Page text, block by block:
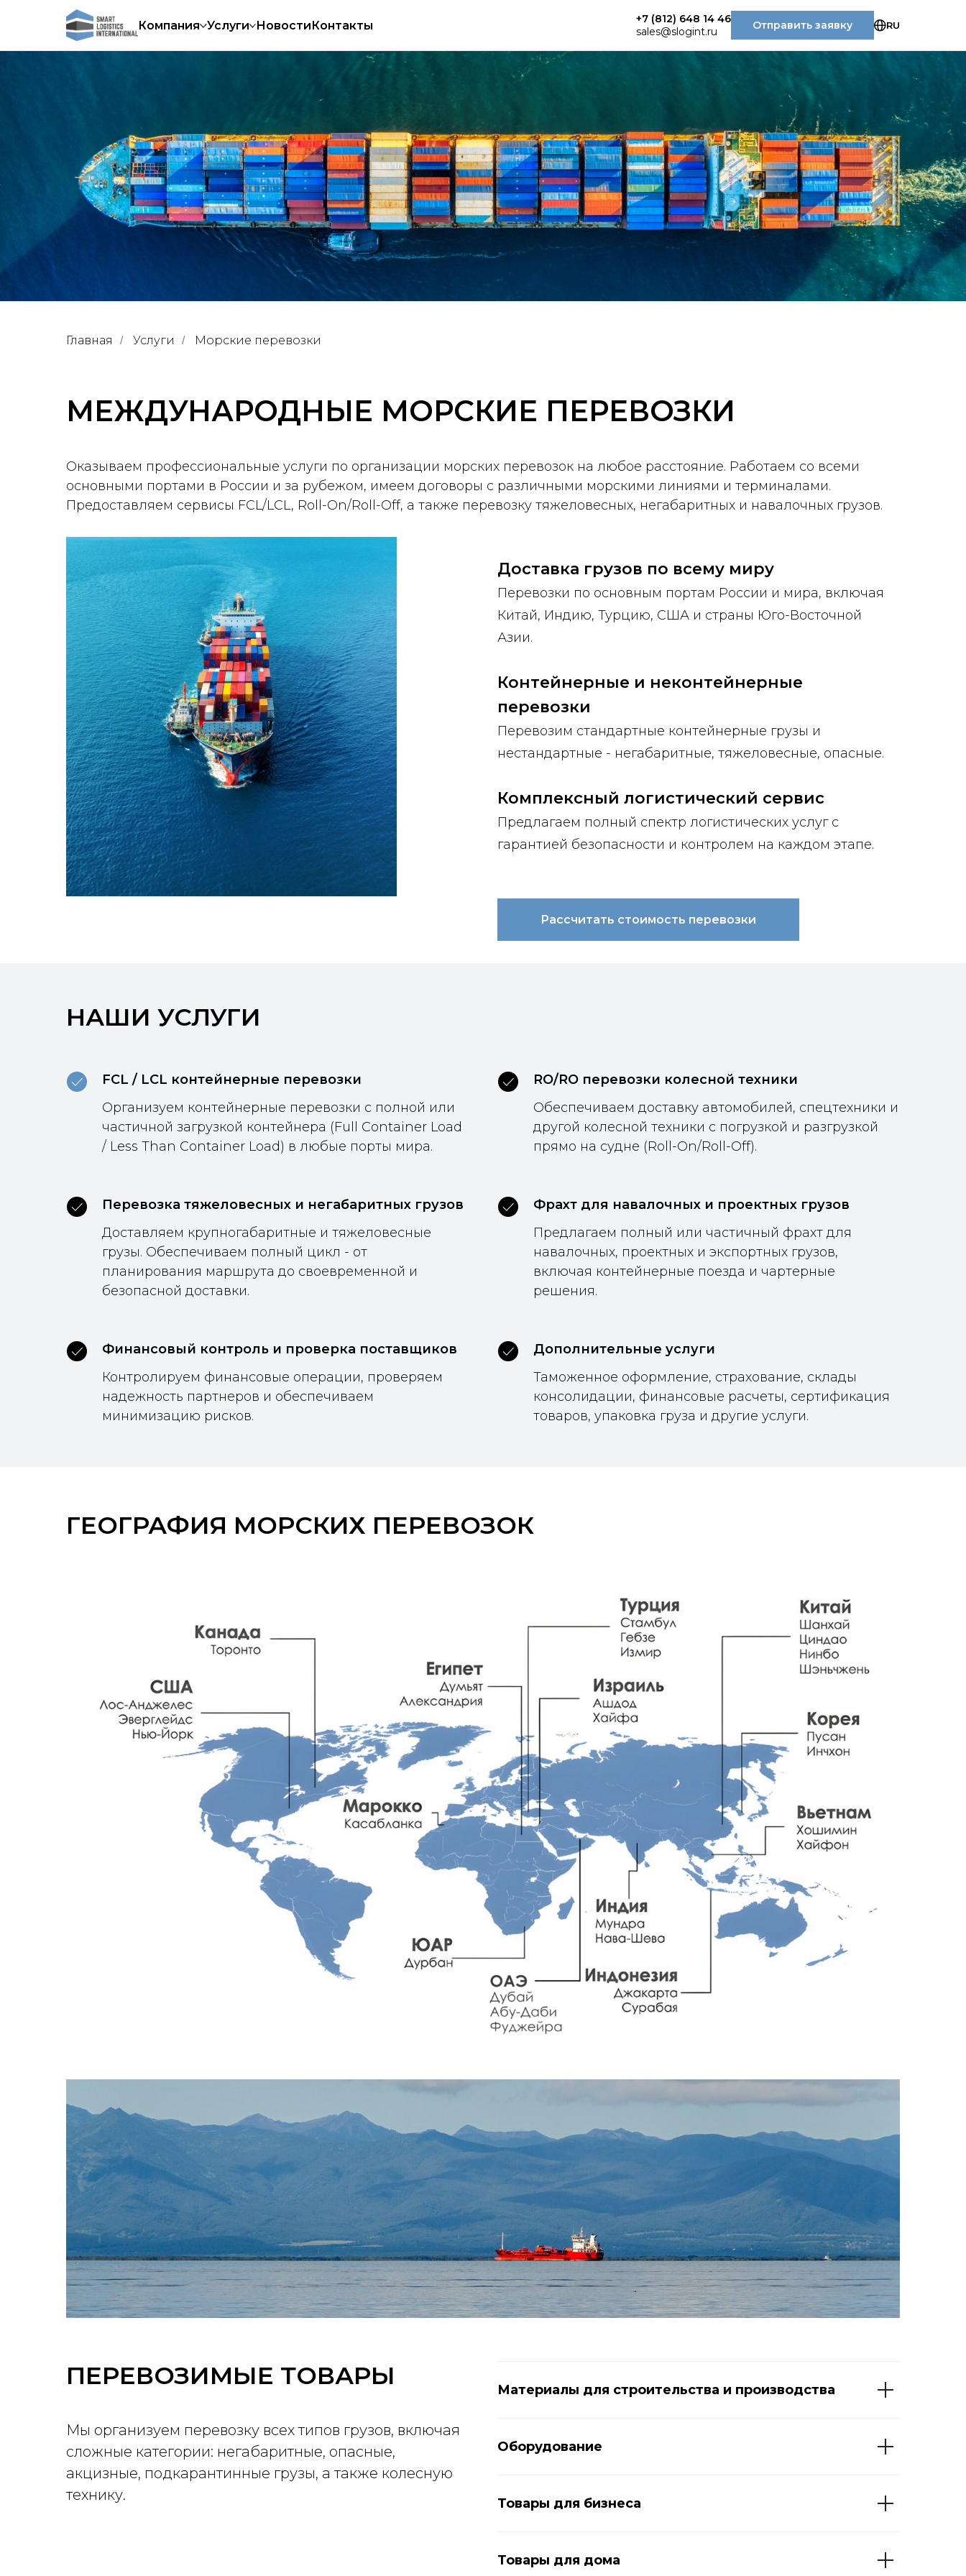
Компания Услуги НовостиКонтакты
+7 (812) 648 14 46
sales@slogint.ru
Отправить заявку RU
Главная / Услуги / Морские перевозки
МЕЖДУНАРОДНЫЕ МОРСКИЕ ПЕРЕВОЗКИ
Оказываем профессиональные услуги по организации морских перевозок на любое расстояние. Работаем со всеми
основными портами в России и за рубежом, имеем договоры с различными морскими линиями и терминалами.
Предоставляем сервисы FCL/LCL, Roll-On/Roll-Off, а также перевозку тяжеловесных, негабаритных и навалочных грузов.
Доставка грузов по всему миру
Перевозки по основным портам России и мира, включая
Китай, Индию, Турцию, США и страны Юго-Восточной
Азии.
Контейнерные и неконтейнерные
перевозки
Перевозим стандартные контейнерные грузы и
нестандартные - негабаритные, тяжеловесные, опасные.
Комплексный логистический сервис
Предлагаем полный спектр логистических услуг с
гарантией безопасности и контролем на каждом этапе.
Рассчитать стоимость перевозки
НАШИ УСЛУГИ
FCL / LCL контейнерные перевозки
Организуем контейнерные перевозки с полной или
частичной загрузкой контейнера (Full Container Load
/ Less Than Container Load) в любые порты мира.
RO/RO перевозки колесной техники
Обеспечиваем доставку автомобилей, спецтехники и
другой колесной техники с погрузкой и разгрузкой
прямо на судне (Roll-On/Roll-Off).
Перевозка тяжеловесных и негабаритных грузов
Доставляем крупногабаритные и тяжеловесные
грузы. Обеспечиваем полный цикл - от
планирования маршрута до своевременной и
безопасной доставки.
Фрахт для навалочных и проектных грузов
Предлагаем полный или частичный фрахт для
навалочных, проектных и экспортных грузов,
включая контейнерные поезда и чартерные
решения.
Финансовый контроль и проверка поставщиков
Контролируем финансовые операции, проверяем
надежность партнеров и обеспечиваем
минимизацию рисков.
Дополнительные услуги
Таможенное оформление, страхование, склады
консолидации, финансовые расчеты, сертификация
товаров, упаковка груза и другие услуги.
ГЕОГРАФИЯ МОРСКИХ ПЕРЕВОЗОК
ПЕРЕВОЗИМЫЕ ТОВАРЫ
Мы организуем перевозку всех типов грузов, включая
сложные категории: негабаритные, опасные,
акцизные, подкарантинные грузы, а также колесную
технику.
Материалы для строительства и производства
Оборудование
Товары для бизнеса
Товары для дома